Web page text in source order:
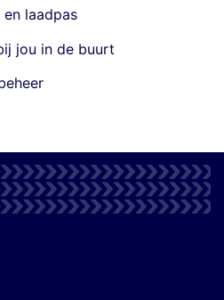
laadpas
jou in de buurt